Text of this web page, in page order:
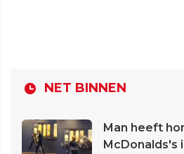
NET BINNEN
Man heeft
McDonalds's